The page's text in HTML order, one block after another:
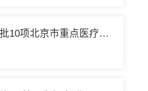
北医三院获批10项北京市重点医疗技术临床应用培训基地